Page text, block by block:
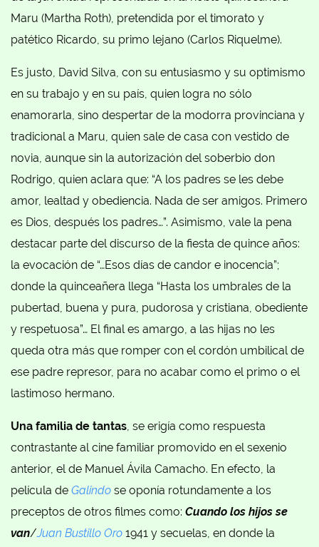
Maru (Martha Roth), pretendida por el timorato y
patético Ricardo, su primo lejano (Carlos Riquelme).
Es justo, David Silva, con su entusiasmo y su optimismo
en su trabajo y en su país, quien logra no sólo
enamorarla, sino despertar de la modorra provinciana y
tradicional a Maru, quien sale de casa con vestido de
novia, aunque sin la autorización del soberbio don
Rodrigo, quien aclara que: “A los padres se les debe
amor, lealtad y obediencia. Nada de ser amigos. Primero
es Dios, después los padres…”. Asimismo, vale la pena
destacar parte del discurso de la fiesta de quince años:
la evocación de “…Esos días de candor e inocencia”;
donde la quinceañera llega “Hasta los umbrales de la
pubertad, buena y pura, pudorosa y cristiana, obediente
y respetuosa”… El final es amargo, a las hijas no les
queda otra más que romper con el cordón umbilical de
ese padre represor, para no acabar como el primo o el
lastimoso hermano.
Una familia de tantas, se erigía como respuesta
contrastante al cine familiar promovido en el sexenio
anterior, el de Manuel Ávila Camacho. En efecto, la
película de Galindo se oponía rotundamente a los
preceptos de otros filmes como: Cuando los hijos se
van/Juan Bustillo Oro 1941 y secuelas, en donde la